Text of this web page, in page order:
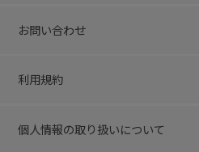
お問い合わせ
利用規約
個人情報の取り扱いについて